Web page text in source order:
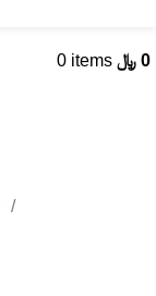
0 items 0 ﷼